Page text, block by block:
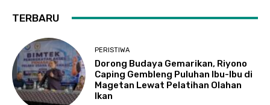
TERBARU
PERISTIWA
Dorong Budaya Gemarikan, Riyono
Caping Gembleng Puluhan Ibu-Ibu di
Magetan Lewat Pelatihan Olahan
Ikan